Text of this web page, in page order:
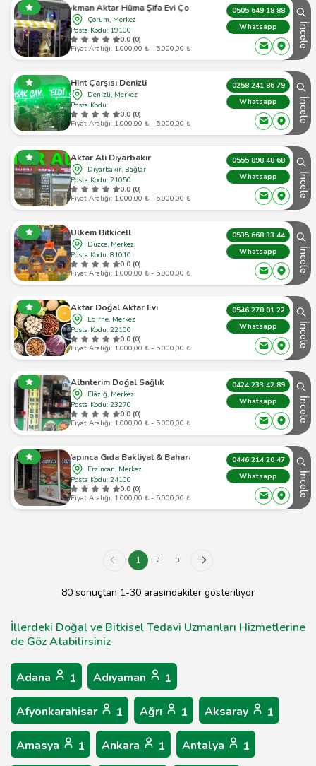
Lokman Aktar Hüma Şifa Evi Çorum
Çorum, Merkez
Posta Kodu: 19100
0.0 (0)
Fiyat Aralığı: 1.000,00 ₺ - 5.000,00 ₺
0505 649 18 88
Whatsapp
İncele
Hint Çarşısı Denizli
Denizli, Merkez
Posta Kodu:
0.0 (0)
Fiyat Aralığı: 1.000,00 ₺ - 5.000,00 ₺
0258 241 86 79
Whatsapp
İncele
Aktar Ali Diyarbakır
Diyarbakır, Bağlar
Posta Kodu: 21050
0.0 (0)
Fiyat Aralığı: 1.000,00 ₺ - 5.000,00 ₺
0555 898 48 68
Whatsapp
İncele
Ülkem Bitkicell
Düzce, Merkez
Posta Kodu: 81010
0.0 (0)
Fiyat Aralığı: 1.000,00 ₺ - 5.000,00 ₺
0535 668 33 44
Whatsapp
İncele
Aktar Doğal Aktar Evi
Edirne, Merkez
Posta Kodu: 22100
0.0 (0)
Fiyat Aralığı: 1.000,00 ₺ - 5.000,00 ₺
0546 278 01 22
Whatsapp
İncele
Altınterim Doğal Sağlık
Elâzığ, Merkez
Posta Kodu: 23270
0.0 (0)
Fiyat Aralığı: 1.000,00 ₺ - 5.000,00 ₺
0424 233 42 89
Whatsapp
İncele
Yapınca Gıda Bakliyat & Baharat
Erzincan, Merkez
Posta Kodu: 24100
0.0 (0)
Fiyat Aralığı: 1.000,00 ₺ - 5.000,00 ₺
0446 214 20 47
Whatsapp
İncele
1 2 3
80 sonuçtan 1-30 arasındakiler gösteriliyor
İllerdeki Doğal ve Bitkisel Tedavi Uzmanları Hizmetlerine
de Göz Atabilirsiniz
Adana 1 Adıyaman 1
Afyonkarahisar 1 Ağrı 1 Aksaray 1
Amasya 1 Ankara 1 Antalya 1